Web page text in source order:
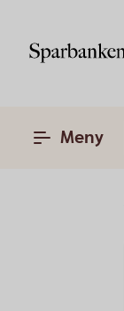
Meny